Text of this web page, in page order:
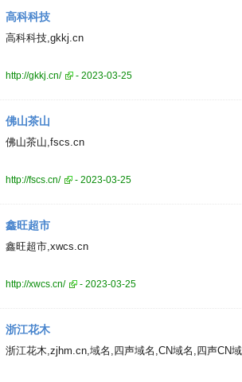
高科科技
高科科技,gkkj.cn
http://gkkj.cn/ - 2023-03-25
佛山茶山
佛山茶山,fscs.cn
http://fscs.cn/ - 2023-03-25
鑫旺超市
鑫旺超市,xwcs.cn
http://xwcs.cn/ - 2023-03-25
浙江花木
浙江花木,zjhm.cn,域名,四声域名,CN域名,四声CN